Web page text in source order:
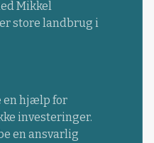
Mikkel
store landbrug i
en hjælp for
investeringer.
en ansvarlig